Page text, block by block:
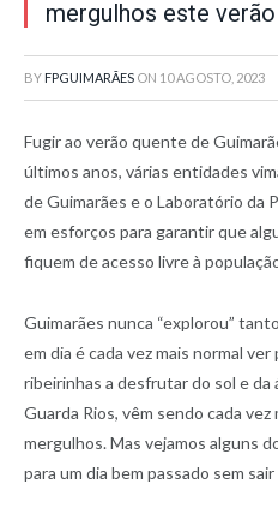
mergulhos este
BY FPGUIMARÃES ON 10 AGOSTO, 2023
Fugir ao verão quente de
últimos anos, várias entidades
de Guimarães e o Laboratório da
em esforços para garantir que
fiquem de acesso livre à
Guimarães nunca “explorou”
em dia é cada vez mais normal
ribeirinhas a desfrutar do sol e da
Guarda Rios, vêm sendo cada
mergulhos. Mas vejamos alguns
para um dia bem passado sem